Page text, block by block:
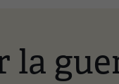
la